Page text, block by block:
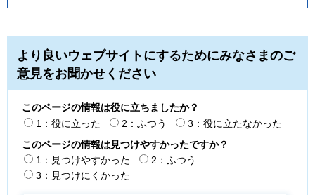
より良いウェブサイトにするためにみなさまのご
意見をお聞かせください
このページの情報は役に立ちましたか？
1：役に立った
2：ふつう
3：役に立たなかった
このページの情報は見つけやすかったですか？
1：見つけやすかった
2：ふつう
3：見つけにくかった